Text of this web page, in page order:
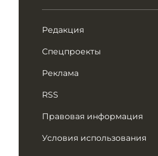
Редакция
Спецпроекты
Реклама
RSS
Правовая информация
Условия использования